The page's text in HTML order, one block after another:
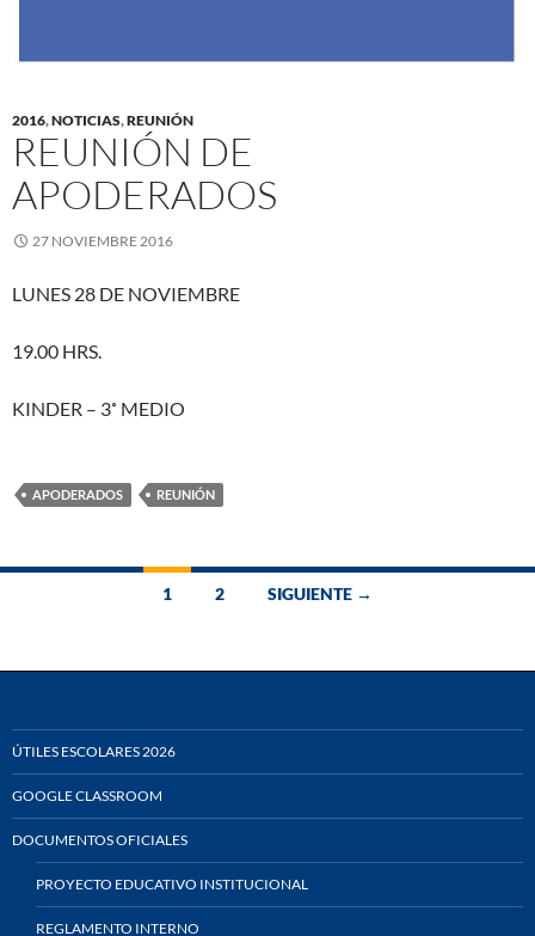
2016,NOTICIAS,REUNIÓN
REUNIÓN DE
APODERADOS
27 NOVIEMBRE 2016
LUNES 28 DE NOVIEMBRE
19.00 HRS.
KINDER – 3˚ MEDIO
APODERADOS REUNIÓN
las
1 2 SIGUIENTE →
ÚTILES ESCOLARES 2026
GOOGLE CLASSROOM
DOCUMENTOS OFICIALES
PROYECTO EDUCATIVO INSTITUCIONAL
REGLAMENTO INTERNO